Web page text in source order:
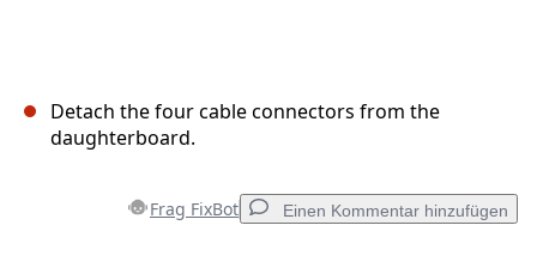
Detach the four cable connectors from the
daughterboard.
Frag FixBot Einen Kommentar hinzufügen